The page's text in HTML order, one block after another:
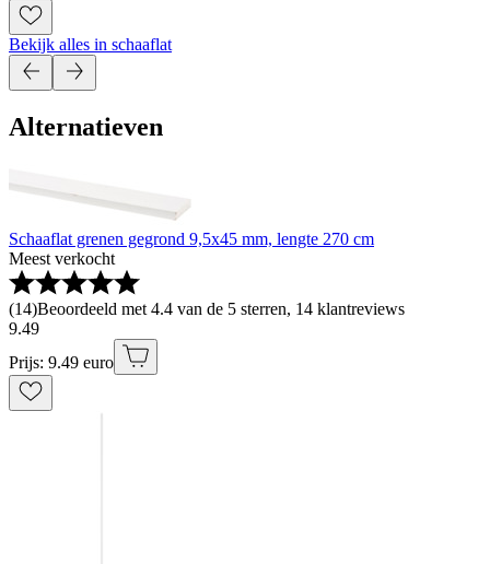
Bekijk alles in schaaflat
Alternatieven
Schaaflat grenen gegrond 9,5x45 mm, lengte 270 cm
Meest verkocht
(14)Beoordeeld met 4.4 van de 5 sterren, 14 klantreviews
9.49
Prijs: 9.49 euro